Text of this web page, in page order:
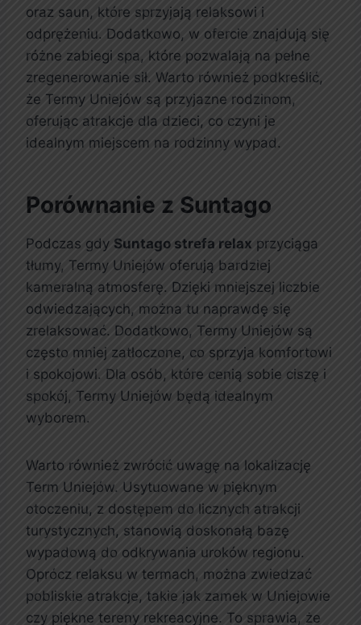
oraz saun, które sprzyjają relaksowi i
odprężeniu. Dodatkowo, w ofercie znajdują się
różne zabiegi spa, które pozwalają na pełne
zregenerowanie sił. Warto również podkreślić,
że Termy Uniejów są przyjazne rodzinom,
oferując atrakcje dla dzieci, co czyni je
idealnym miejscem na rodzinny wypad.
Porównanie z Suntago
Podczas gdy Suntago strefa relax przyciąga
tłumy, Termy Uniejów oferują bardziej
kameralną atmosferę. Dzięki mniejszej liczbie
odwiedzających, można tu naprawdę się
zrelaksować. Dodatkowo, Termy Uniejów są
często mniej zatłoczone, co sprzyja komfortowi
i spokojowi. Dla osób, które cenią sobie ciszę i
spokój, Termy Uniejów będą idealnym
wyborem.
Warto również zwrócić uwagę na lokalizację
Term Uniejów. Usytuowane w pięknym
otoczeniu, z dostępem do licznych atrakcji
turystycznych, stanowią doskonałą bazę
wypadową do odkrywania uroków regionu.
Oprócz relaksu w termach, można zwiedzać
pobliskie atrakcje, takie jak zamek w Uniejowie
czy piękne tereny rekreacyjne. To sprawia, że